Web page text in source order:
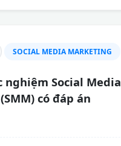
SOCIAL MEDIA MARKETING
nghiệm Social Media
có đáp án